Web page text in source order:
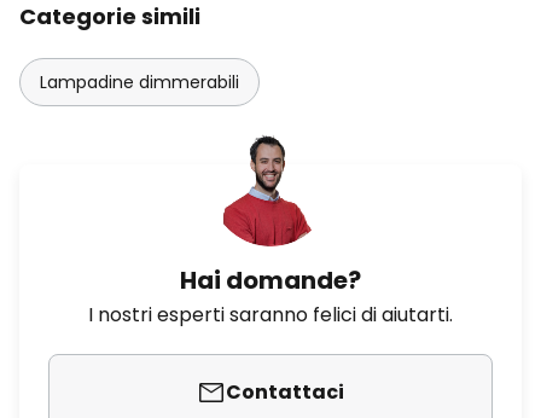
Categorie simili
Lampadine dimmerabili
Hai domande?
I nostri esperti saranno felici di aiutarti.
Contattaci